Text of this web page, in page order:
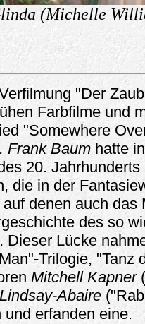
(Michelle
"Der
Farbfilme und
"Somewhere
Frank Baumhatte
20.
die in der
denen auch das
des so
Dieser Lücke
Trilogie, "Tanz
Mitchell Kapner
Abaire
erfanden eine.